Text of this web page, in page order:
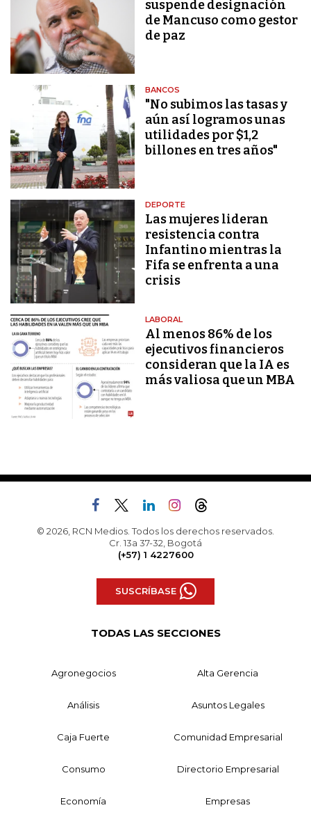
suspende designación
de Mancuso como gestor
de paz
BANCOS
"No subimos las tasas y
aún así logramos unas
utilidades por $1,2
billones en tres años"
DEPORTE
Las mujeres lideran
resistencia contra
Infantino mientras la
Fifa se enfrenta a una
crisis
LABORAL
Al menos 86% de los
ejecutivos financieros
consideran que la IA es
más valiosa que un MBA
© 2026, RCN Medios. Todos los derechos reservados.
Cr. 13a 37-32, Bogotá
(+57) 1 4227600
SUSCRÍBASE
TODAS LAS SECCIONES
Agronegocios Alta Gerencia
Análisis Asuntos Legales
Caja Fuerte Comunidad Empresarial
Consumo Directorio Empresarial
Economía Empresas